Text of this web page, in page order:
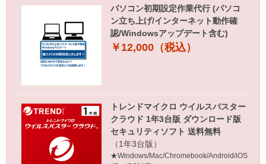
パソコン初期設定作業代行 (パソコ
ン立ち上げ/インターネット動作確
認/Windowsアップデート含む)
￥12,000（税込）
トレンドマイクロ ウイルスバスター
クラウド 1年3台版 ダウンロード版
セキュリティソフト 送料無料
（1年3台版）
★Windows/Mac/Chromebook/Android/iOS